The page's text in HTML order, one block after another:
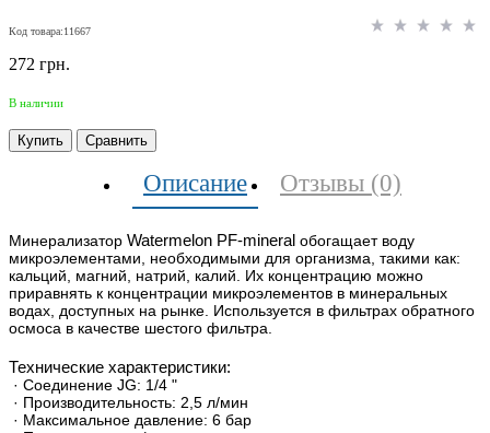
Код товара:11667
272 грн.
В наличии
Купить Сравнить
Описание Отзывы (0)
Минерализатор Watermelon PF-mineral обогащает воду
микроэлементами, необходимыми для организма, такими как:
кальций, магний, натрий, калий. Их концентрацию можно
приравнять к концентрации микроэлементов в минеральных
водах, доступных на рынке. Используется в фильтрах обратного
осмоса в качестве шестого фильтра.
Технические характеристики:
· Соединение JG: 1/4 "
· Производительность: 2,5 л/мин
· Максимальное давление: 6 бар